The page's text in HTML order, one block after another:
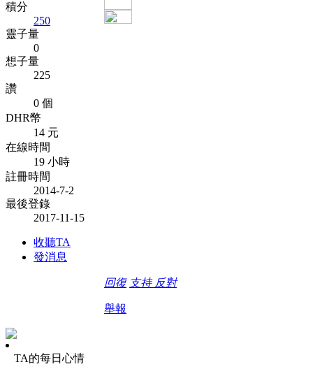
積分
250
靈子量
0
想子量
225
讚
0 個
DHR幣
14 元
在線時間
19 小時
註冊時間
2014-7-2
最後登錄
2017-11-15
收聽TA
發消息
回復 支持 反對
舉報
TA的每日心情